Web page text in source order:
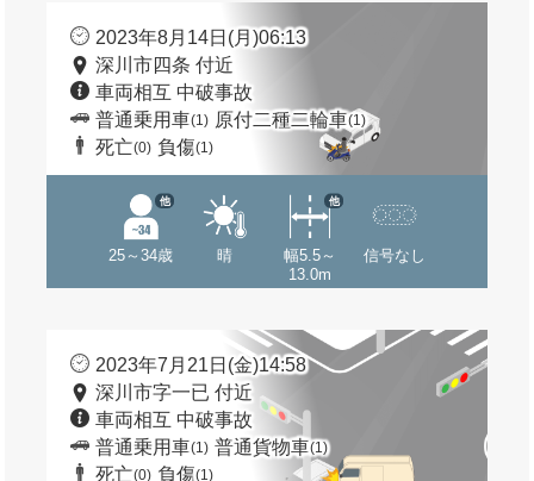
2023年8月14日(月)06:13
深川市四条 付近
車両相互 中破事故
普通乗用車(1) 原付二種二輪車(1)
死亡(0) 負傷(1)
25～34歳
他
晴
幅5.5～
13.0m
他
信号なし
2023年7月21日(金)14:58
深川市字一已 付近
車両相互 中破事故
普通乗用車(1) 普通貨物車(1)
死亡(0) 負傷(1)